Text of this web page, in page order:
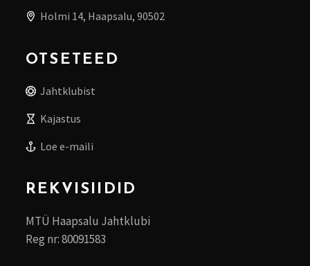
Holmi 14, Haapsalu, 90502
OTSETEED
Jahtklubist
Kajastus
Loe e-maili
REKVISIIDID
MTÜ Haapsalu Jahtklubi
Reg nr: 80091583